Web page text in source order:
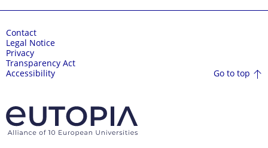
Contact
Legal Notice
Privacy
Transparency Act
Accessibility
Go to top